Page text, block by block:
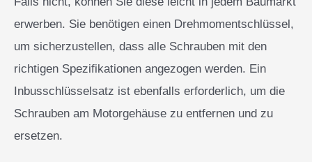
erwerben. Sie benötigen einen Drehmomentschlüssel,
um sicherzustellen, dass alle Schrauben mit den
richtigen Spezifikationen angezogen werden. Ein
Inbusschlüsselsatz ist ebenfalls erforderlich, um die
Schrauben am Motorgehäuse zu entfernen und zu
ersetzen.